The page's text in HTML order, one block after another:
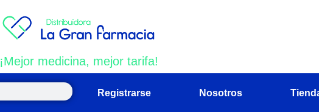
¡Mejor medicina, mejor tarifa!
Registrarse Nosotros